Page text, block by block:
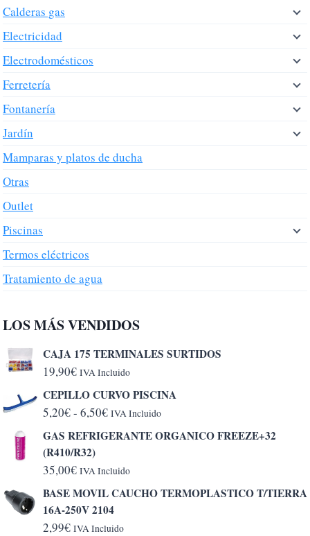
Calderas gas
Electricidad
Electrodomésticos
Ferretería
Fontanería
Jardín
Mamparas y platos de ducha
Otras
Outlet
Piscinas
Termos eléctricos
Tratamiento de agua
LOS MÁS VENDIDOS
CAJA 175 TERMINALES SURTIDOS
19,90€ IVA Incluido
CEPILLO CURVO PISCINA
5,20€- 6,50€Rango
de
desde
5,20€
hasta
6,50€
IVA Incluido
GAS REFRIGERANTE ORGANICO FREEZE+32
(R410/R32)
35,00€ IVA Incluido
BASE MOVIL CAUCHO TERMOPLASTICO T/TIERRA
16A-250V 2104
2,99€ IVA Incluido